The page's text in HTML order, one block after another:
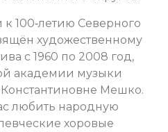
100‑летию Северного
художественному
с 1960 по 2008 год,
академии музыки
Мешко.
любить народную
хоровые